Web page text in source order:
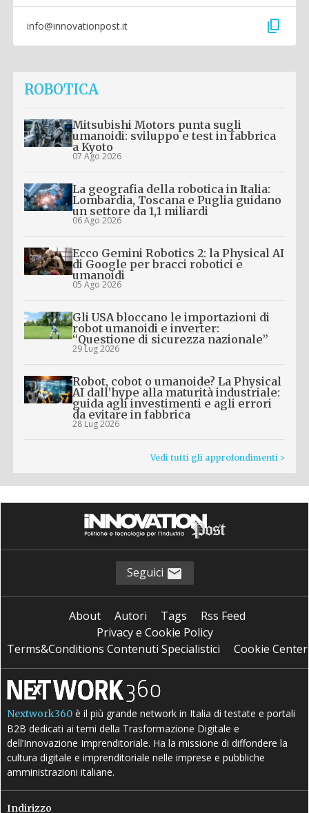
info@innovationpost.it content_copy
ROBOTICA
Mitsubishi Motors punta sugli
umanoidi: sviluppo e test in fabbrica
a Kyoto
07 Ago 2026
La geografia della robotica in Italia:
Lombardia, Toscana e Puglia guidano
un settore da 1,1 miliardi
06 Ago 2026
Ecco Gemini Robotics 2: la Physical AI
di Google per bracci robotici e
umanoidi
05 Ago 2026
Gli USA bloccano le importazioni di
robot umanoidi e inverter:
“Questione di sicurezza nazionale”
29 Lug 2026
Robot, cobot o umanoide? La Physical
AI dall’hype alla maturità industriale:
guida agli investimenti e agli errori
da evitare in fabbrica
28 Lug 2026
Vedi tutti gli approfondimenti >
Seguici
About Autori Tags
Rss Feed
Privacy e Cookie Policy
Terms&Conditions Contenuti Specialistici
Cookie Center
Nextwork360 è il più grande network in Italia di testate e portali
B2B dedicati ai temi della Trasformazione Digitale e
dell’Innovazione Imprenditoriale. Ha la missione di diffondere la
cultura digitale e imprenditoriale nelle imprese e pubbliche
amministrazioni italiane.
Indirizzo